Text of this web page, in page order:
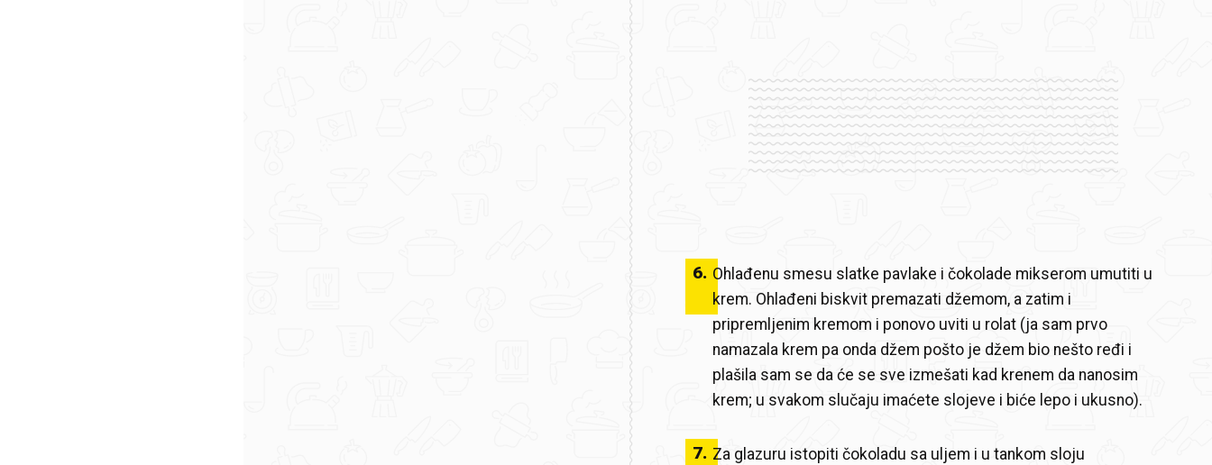
6. Ohlađenu smesu slatke pavlake i čokolade mikserom umutiti u
krem. Ohlađeni biskvit premazati džemom, a zatim i
pripremljenim kremom i ponovo uviti u rolat (ja sam prvo
namazala krem pa onda džem pošto je džem bio nešto ređi i
plašila sam se da će se sve izmešati kad krenem da nanosim
krem; u svakom slučaju imaćete slojeve i biće lepo i ukusno).
7. Za glazuru istopiti čokoladu sa uljem i u tankom sloju